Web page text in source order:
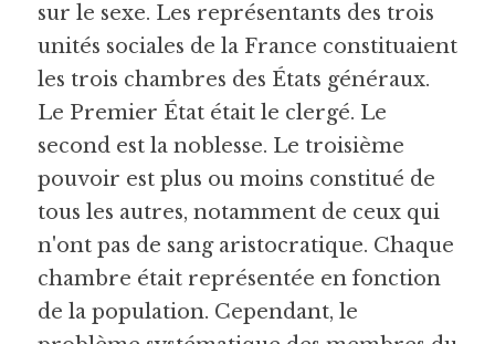
sur le sexe. Les représentants des trois
unités sociales de la France constituaient
les trois chambres des États généraux.
Le Premier État était le clergé. Le
second est la noblesse. Le troisième
pouvoir est plus ou moins constitué de
tous les autres, notamment de ceux qui
n'ont pas de sang aristocratique. Chaque
chambre était représentée en fonction
de la population. Cependant, le